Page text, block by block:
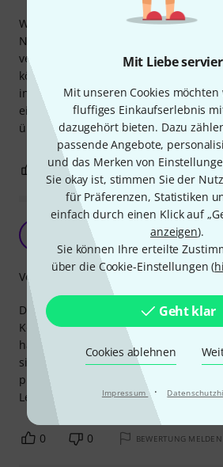
Mit Liebe
Mit unseren Cookies
fluffiges Einkaufserlebnis
dazugehört bieten. Dazu
passende Angebote,
und das Merken von
Sie okay ist, stimmen Sie der
für Präferenzen, Statistiken
einfach durch einen Klick auf
anzeigen).
Sie können Ihre erteilte
über die Cookie-Einstellungen (
Geht klar
Cookies ablehnen
Impressum ·
Wir waren lange auf der Suche nach
Notenmappe. Jetzt haben wir eine
verarbeitet und durch die
können mehrseitige Noten gut
inneren Ecken haben eine
einzelne Blätter gut halten. Über den
überhaupt nichts zu meckern. Können
0 BEWERTUNG MELDEN
Für unseren Chor die
A. R. 29.11.2018
Die Mappe ist groß genug, um die
Konzerts zu fassen, aber dabei noch
handlich. Das Material sieht sehr
sich gut an. Die Einsteckfächer und
praktisch und funktionell. Sehr gutes
Leistungsverhältnis!
Verarbeitung
0 0 BEWERTUNG MELDEN